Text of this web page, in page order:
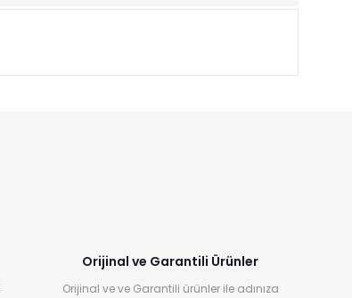
Orijinal ve Garantili Ürünler
Orijinal ve ve Garantili ürünler ile adınıza